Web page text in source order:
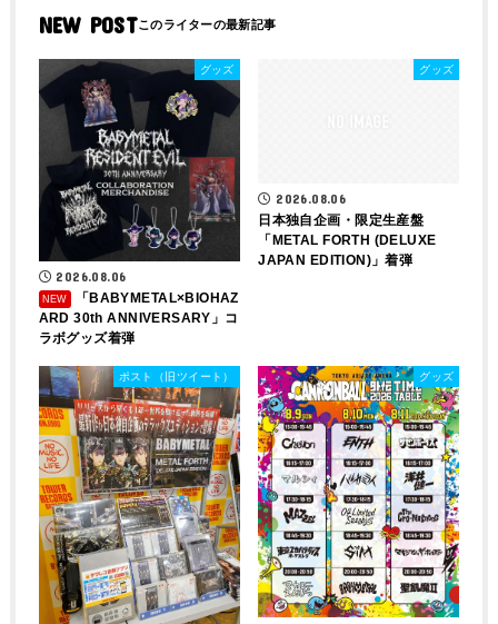
NEW POST
グッズ
2026.08.06
「BABYMETAL×BIOHAZ
ARD 30th ANNIVERSARY」コ
ラボグッズ着弾
グッズ
2026.08.06
日本独自企画・限定生産盤
「METAL FORTH (DELUXE
JAPAN EDITION)」着弾
ポスト（旧ツイート） グッズ